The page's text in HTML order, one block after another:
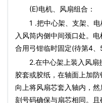
(E)电机、风扇组合：
1 .把中心架、支架、电
入风筒内侧中间颈口处。
合用弓钳临时固定(待第4、
2.在中心架上装入风扇
胶套或胶纸，在轴面上加
向上将风扇芯套入轴内，
刻号码确保与扇芯相同。